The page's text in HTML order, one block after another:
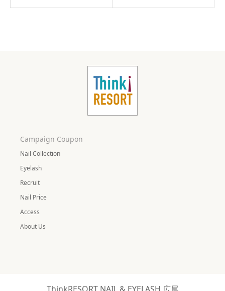
Campaign Coupon
Nail Collection
Eyelash
Recruit
Nail Price
Access
About Us